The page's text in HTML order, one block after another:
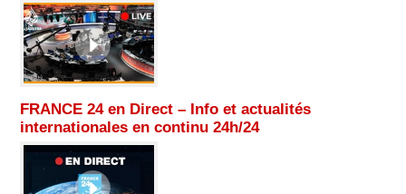
FRANCE 24 en Direct – Info et actualités
internationales en continu 24h/24